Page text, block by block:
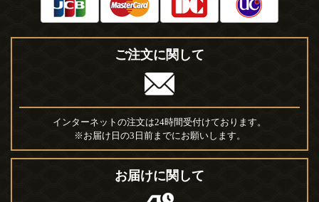
ご注文に関して
インターネットの注文は24時間受付けております。
※お届け日の3日前までにお願いします。
お届けに関して